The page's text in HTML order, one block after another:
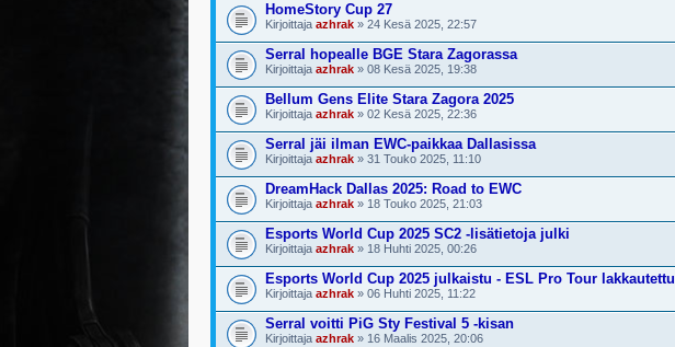
HomeStory Cup 27
Kirjoittaja azhrak » 24 Kesä 2025, 22:57
Serral hopealle BGE Stara Zagorassa
Kirjoittaja azhrak » 08 Kesä 2025, 19:38
Bellum Gens Elite Stara Zagora 2025
Kirjoittaja azhrak » 02 Kesä 2025, 22:36
Serral jäi ilman EWC-paikkaa Dallasissa
Kirjoittaja azhrak » 31 Touko 2025, 11:10
DreamHack Dallas 2025: Road to EWC
Kirjoittaja azhrak » 18 Touko 2025, 21:03
Esports World Cup 2025 SC2 -lisätietoja julki
Kirjoittaja azhrak » 18 Huhti 2025, 00:26
Esports World Cup 2025 julkaistu - ESL Pro Tour lakkautettu
Kirjoittaja azhrak » 06 Huhti 2025, 11:22
Serral voitti PiG Sty Festival 5 -kisan
Kirjoittaja azhrak » 16 Maalis 2025, 20:06